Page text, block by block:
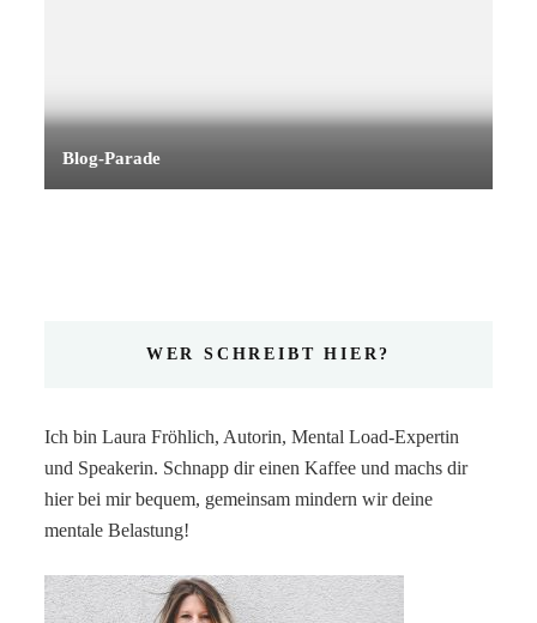
Blog-Parade
WER SCHREIBT HIER?
Ich bin Laura Fröhlich, Autorin, Mental Load-Expertin
und Speakerin. Schnapp dir einen Kaffee und machs dir
hier bei mir bequem, gemeinsam mindern wir deine
mentale Belastung!